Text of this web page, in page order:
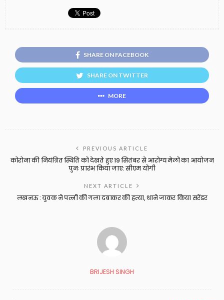
SHARE ON FACEBOOK
SHARE ON TWITTER
MORE
PREVIOUS ARTICLE
कोरोना की नियंत्रित स्थिति को देखते हुए 19 सितंबर से आरोग्य मेलों का आयोजन
पुनः प्रारंभ किया जाए: सीएम योगी
NEXT ARTICLE
लखनऊ : युवक ने पत्नी की गला दबाकर की हत्या, थाने जाकर किया सरेंडर
BRIJESH SINGH